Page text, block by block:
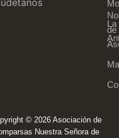
de
La
© 2026 Asociación de
Nuestra Señora de